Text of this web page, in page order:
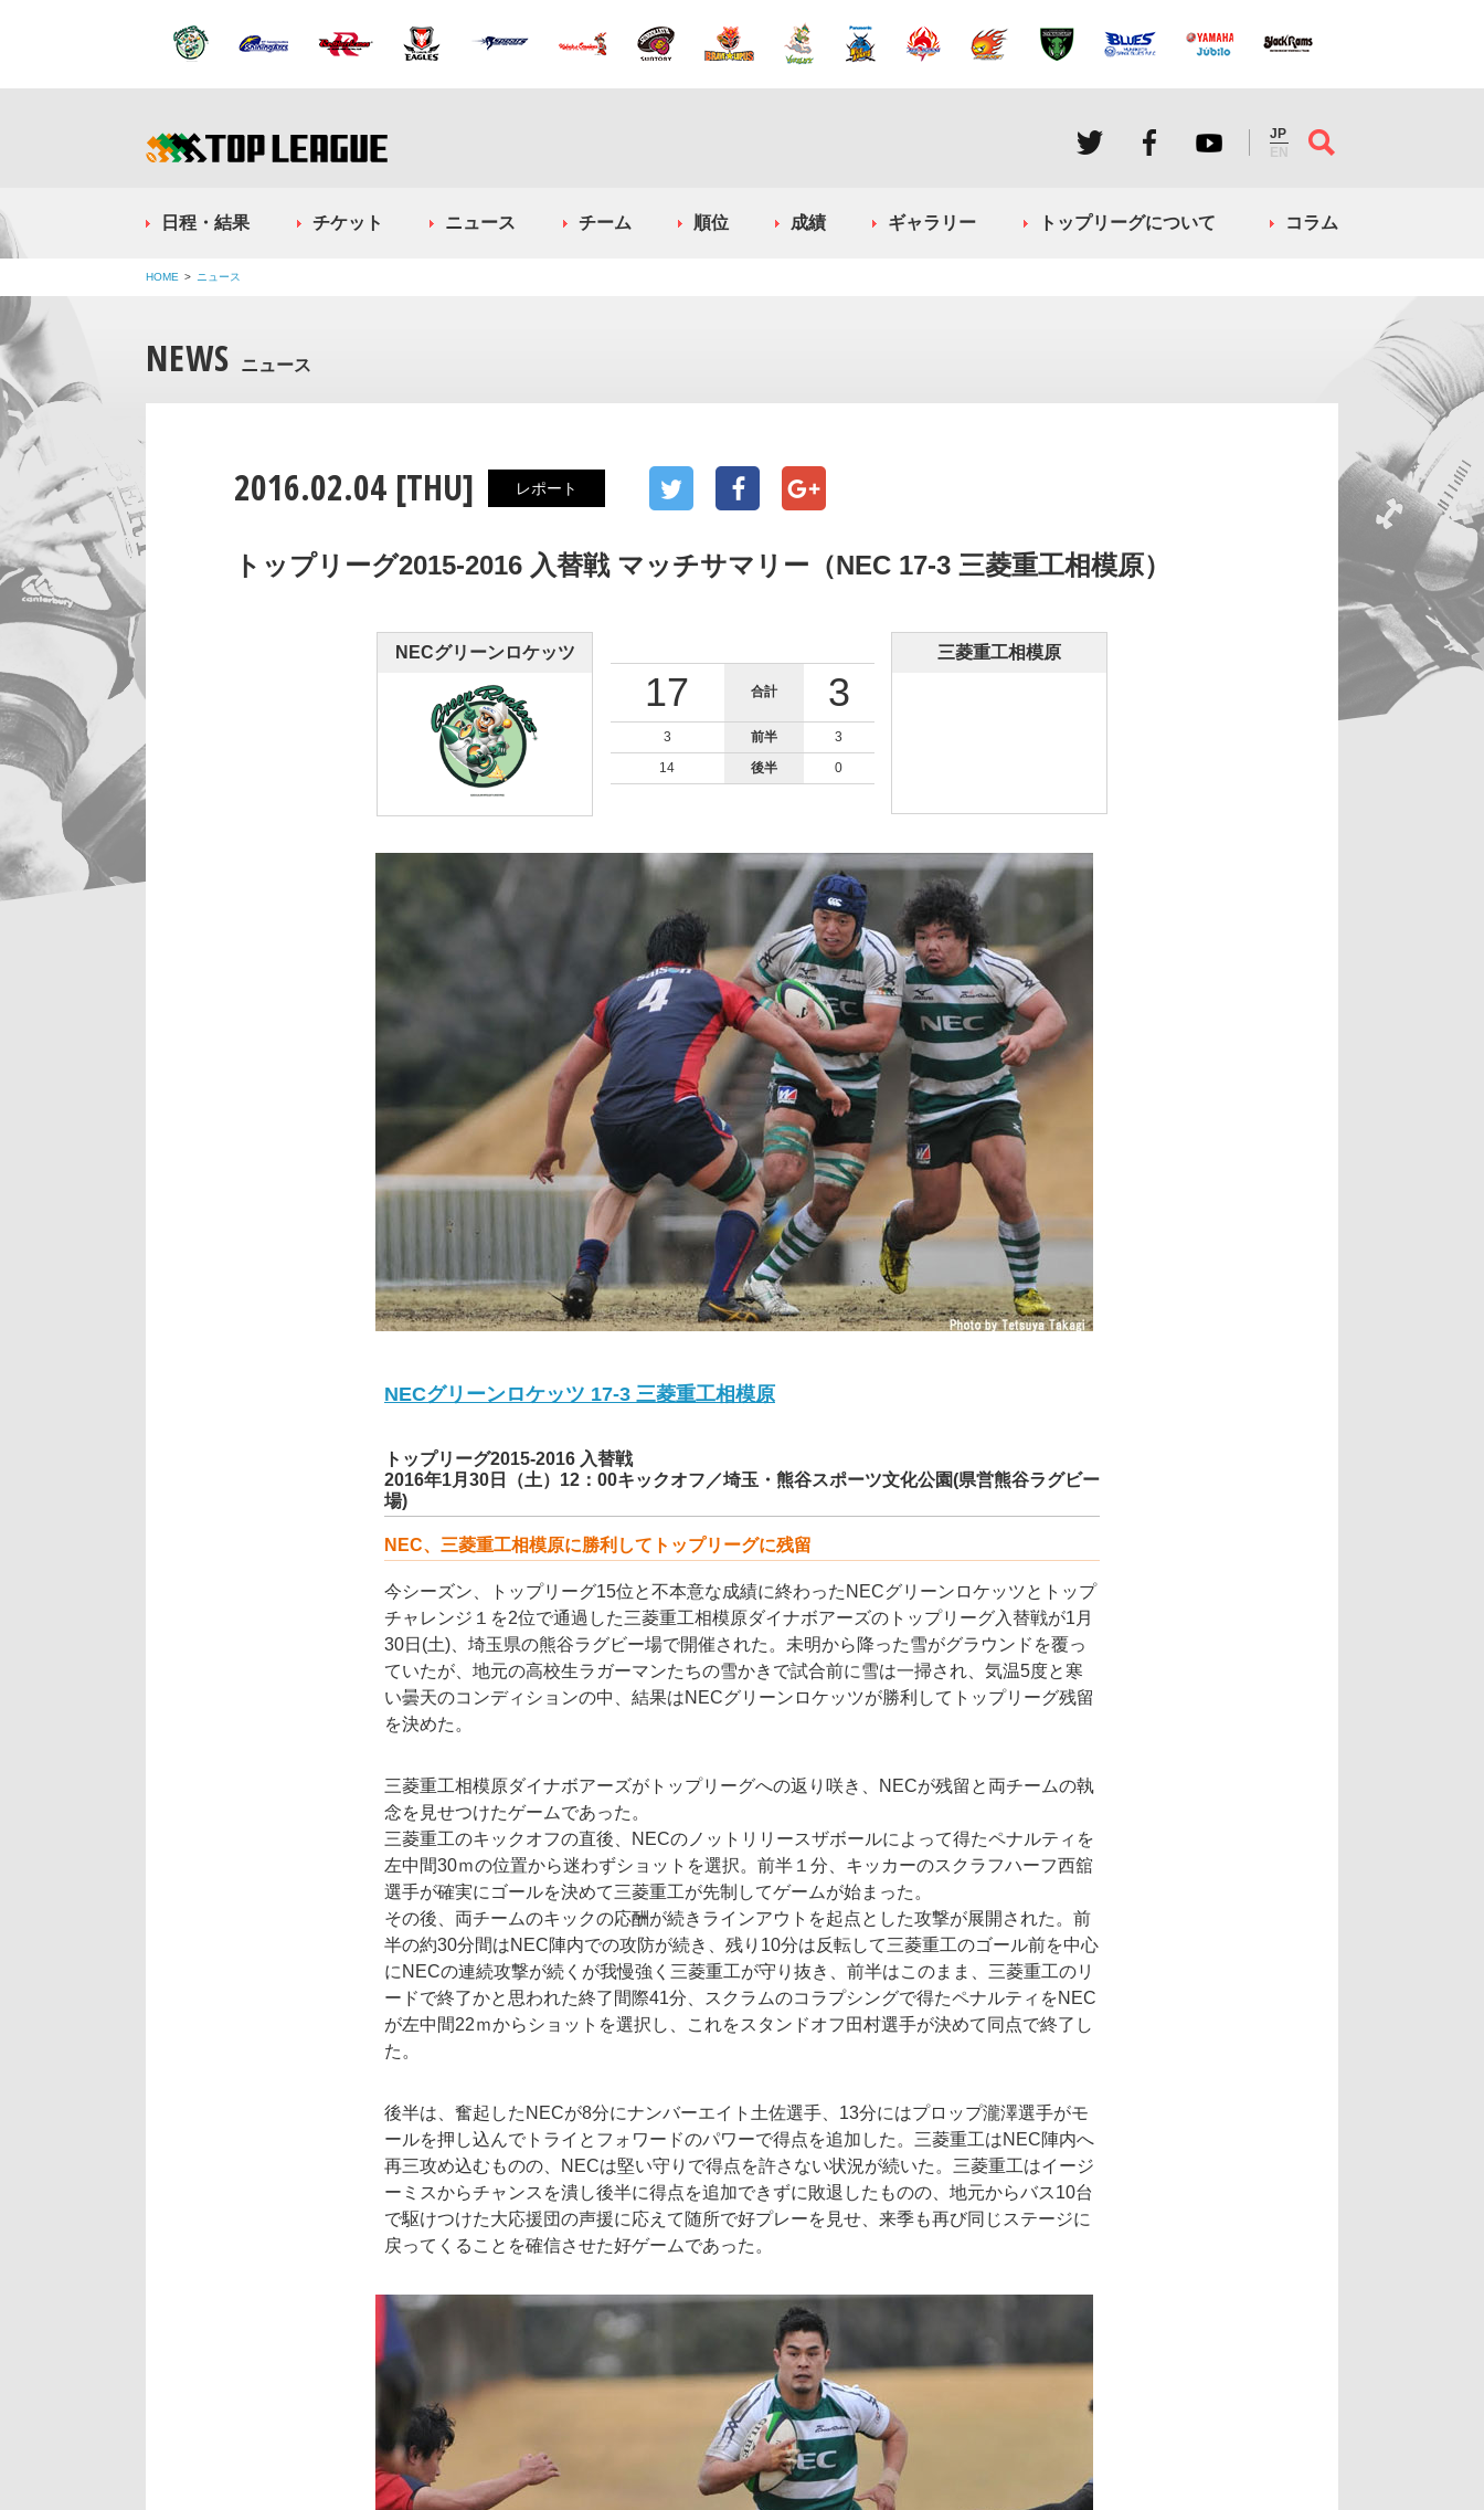
JP
EN
日程・結果 チケット ニュース チーム 順位 成績 ギャラリー トップリーグについて コラム
HOME ニュース
NEWS ニュース
2016.02.04 [THU] レポート
トップリーグ2015-2016 入替戦 マッチサマリー（NEC 17-3 三菱重工相模原）
NECグリーンロケッツ
17 合計 3
3 前半
3
14
後半 0
三菱重工相模原
NECグリーンロケッツ 17-3 三菱重工相模原
トップリーグ2015-2016 入替戦
2016年1月30日（土）12：00キックオフ／埼玉・熊谷スポーツ文化公園(県営熊谷ラグビー
場)
NEC、三菱重工相模原に勝利してトップリーグに残留
今シーズン、トップリーグ15位と不本意な成績に終わったNECグリーンロケッツとトップ
チャレンジ１を2位で通過した三菱重工相模原ダイナボアーズのトップリーグ入替戦が1月
30日(土)、埼玉県の熊谷ラグビー場で開催された。未明から降った雪がグラウンドを覆っ
ていたが、地元の高校生ラガーマンたちの雪かきで試合前に雪は一掃され、気温5度と寒
い曇天のコンディションの中、結果はNECグリーンロケッツが勝利してトップリーグ残留
を決めた。
三菱重工相模原ダイナボアーズがトップリーグへの返り咲き、NECが残留と両チームの執
念を見せつけたゲームであった。
三菱重工のキックオフの直後、NECのノットリリースザボールによって得たペナルティを
左中間30ｍの位置から迷わずショットを選択。前半１分、キッカーのスクラフハーフ西舘
選手が確実にゴールを決めて三菱重工が先制してゲームが始まった。
その後、両チームのキックの応酬が続きラインアウトを起点とした攻撃が展開された。前
半の約30分間はNEC陣内での攻防が続き、残り10分は反転して三菱重工のゴール前を中心
にNECの連続攻撃が続くが我慢強く三菱重工が守り抜き、前半はこのまま、三菱重工のリ
ードで終了かと思われた終了間際41分、スクラムのコラプシングで得たペナルティをNEC
が左中間22ｍからショットを選択し、これをスタンドオフ田村選手が決めて同点で終了し
た。
後半は、奮起したNECが8分にナンバーエイト土佐選手、13分にはプロップ瀧澤選手がモ
ールを押し込んでトライとフォワードのパワーで得点を追加した。三菱重工はNEC陣内へ
再三攻め込むものの、NECは堅い守りで得点を許さない状況が続いた。三菱重工はイージ
ーミスからチャンスを潰し後半に得点を追加できずに敗退したものの、地元からバス10台
で駆けつけた大応援団の声援に応えて随所で好プレーを見せ、来季も再び同じステージに
戻ってくることを確信させた好ゲームであった。